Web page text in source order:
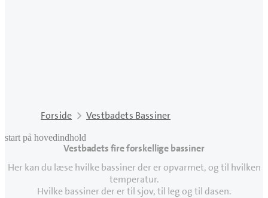
Forside Vestbadets Bassiner
start på hovedindhold
Vestbadets fire forskellige bassiner
Her kan du læse hvilke bassiner der er opvarmet, og til hvilken
temperatur.
Hvilke bassiner der er til sjov, til leg og til dasen.
senest opdateret 13. januar 2025